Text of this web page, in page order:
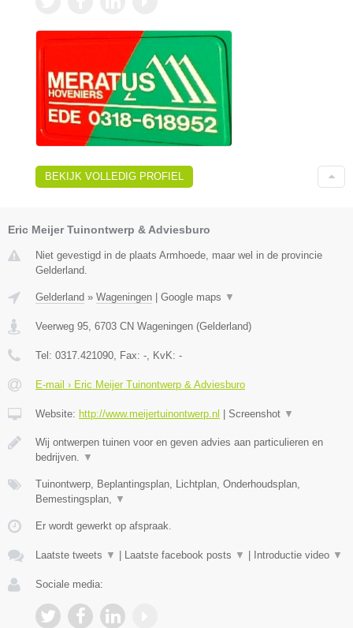
BEKIJK VOLLEDIG PROFIEL
Eric Meijer Tuinontwerp & Adviesburo
Niet gevestigd in de plaats Armhoede, maar wel in de provincie
Gelderland.
Gelderland » Wageningen Google maps ▼
Veerweg 95 6703 CN Wageningen (Gelderland)
Tel: 0317.421090 , Fax: - , KvK: -
E-mail › Eric Meijer Tuinontwerp & Adviesburo
Website: http://www.meijertuinontwerp.nl Screenshot ▼
Wij ontwerpen tuinen voor en geven advies aan particulieren en
bedrijven.
▼
Tuinontwerp, Beplantingsplan, Lichtplan, Onderhoudsplan,
Bemestingsplan,
▼
Er wordt gewerkt op afspraak.
Laatste tweets ▼ Laatste facebook posts ▼ Introductie video ▼
Sociale media: